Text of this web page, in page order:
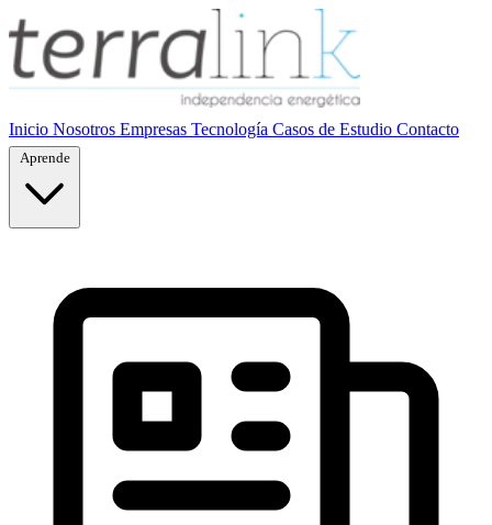
Inicio Nosotros Empresas Tecnología Casos de Estudio Contacto
Aprende